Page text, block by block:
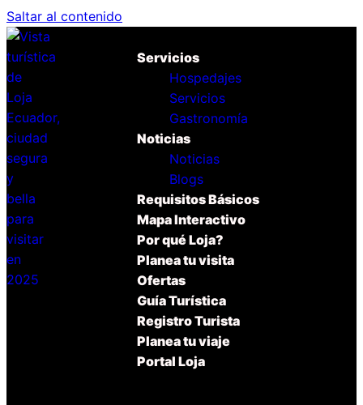
Saltar al contenido
Servicios
Hospedajes
Servicios
Gastronomía
Noticias
Noticias
Blogs
Requisitos Básicos
Mapa Interactivo
Por qué Loja?
Planea tu visita
Ofertas
Guía Turística
Registro Turista
Planea tu viaje
Portal Loja